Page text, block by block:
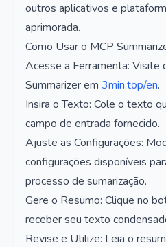
outros aplicativos e
aprimorada.
Como Usar o MCP
Acesse a Ferramenta: Visite
Summarizer em 3min.top/en.
Insira o Texto: Cole o texto
campo de entrada fornecido.
Ajuste as Configurações:
configurações disponíveis
processo de sumarização.
Gere o Resumo: Clique no
receber seu texto
Revise e Utilize: Leia o